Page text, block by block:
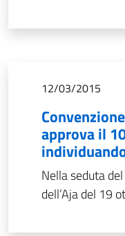
12/03/2015
approva il
Nella seduta
dell’Aja del 19